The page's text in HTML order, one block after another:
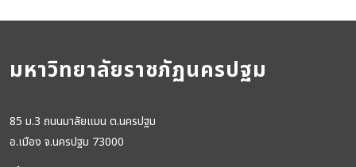
มหาวิทยาลัยราชภัฏนครปฐม
85 ม.3 ถนนมาลัยแมน ต.นครปฐม
อ.เมือง จ.นครปฐม 73000